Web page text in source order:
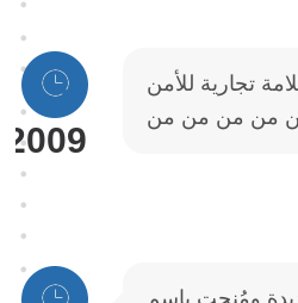
2009
تجارية للأمن
من من من من